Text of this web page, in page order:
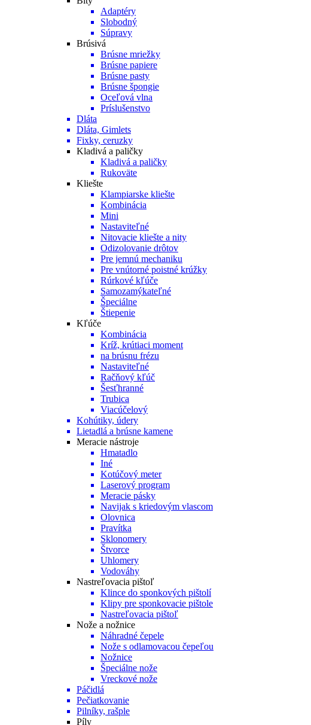
Adaptéry
Slobodný
Súpravy
Brúsivá
Brúsne mriežky
Brúsne papiere
Brúsne pasty
Brúsne špongie
Oceľová vlna
Príslušenstvo
Dláta
Dláta, Gimlets
Fixky, ceruzky
Kladivá a paličky
Kladivá a paličky
Rukoväte
Kliešte
Klampiarske kliešte
Kombinácia
Mini
Nastaviteľné
Nitovacie kliešte a nity
Odizolovanie drôtov
Pre jemnú mechaniku
Pre vnútorné poistné krúžky
Rúrkové kľúče
Samozamýkateľné
Špeciálne
Štiepenie
Kľúče
Kombinácia
Kríž, krútiaci moment
na brúsnu frézu
Nastaviteľné
Račňový kľúč
Šesťhranné
Trubica
Viacúčelový
Kohútiky, údery
Lietadlá a brúsne kamene
Meracie nástroje
Hmatadlo
Iné
Kotúčový meter
Laserový program
Meracie pásky
Navijak s kriedovým vlascom
Olovnica
Pravítka
Sklonomery
Štvorce
Uhlomery
Vodováhy
Nastreľovacia pištoľ
Klince do sponkových pištolí
Klipy pre sponkovacie pištole
Nastreľovacia pištoľ
Nože a nožnice
Náhradné čepele
Nože s odlamovacou čepeľou
Nožnice
Špeciálne nože
Vreckové nože
Páčidlá
Pečiatkovanie
Pilníky, rašple
Píly